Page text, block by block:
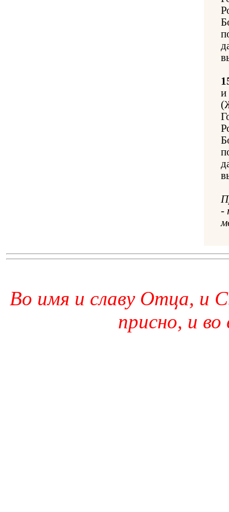
и
-
Во имя и славу Отца, и
присно, и во